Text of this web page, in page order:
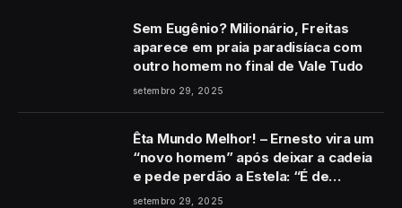
Sem Eugênio? Milionário, Freitas
aparece em praia paradisíaca com
outro homem no final de Vale Tudo
setembro 29, 2025
Êta Mundo Melhor! – Ernesto vira um
“novo homem” após deixar a cadeia
e pede perdão a Estela: “É de
coração”
setembro 29, 2025